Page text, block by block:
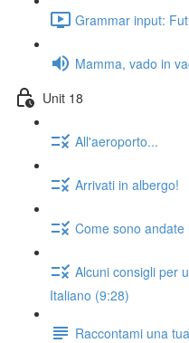
Grammar input:
Mamma, vado in
Unit 18
All'aeroporto...
Arrivati in albergo!
Come sono andate
Alcuni consigli per
Italiano (9:28)
Raccontami una